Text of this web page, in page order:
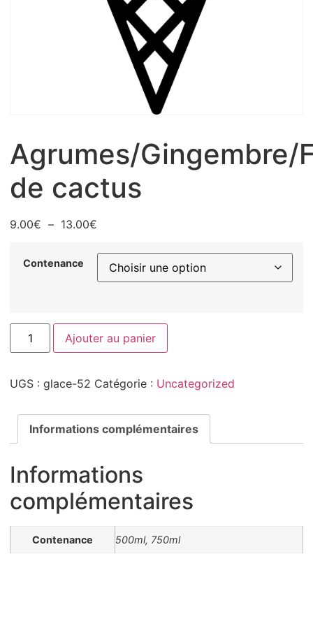
Agrumes/Gingembre/
de cactus
9.00€ – 13.00€
Contenance
Ajouter au panier
UGS : glace-52 Catégorie : Uncategorized
Informations complémentaires
Informations
complémentaires
Contenance 500ml, 750ml